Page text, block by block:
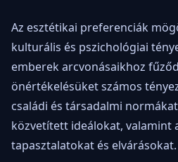
Az esztétikai preferenciák
kulturális és pszichológiai
emberek arcvonásaikhoz
önértékelésüket számos
családi és társadalmi
közvetített ideálokat, valamint
tapasztalatokat és elvárásokat.